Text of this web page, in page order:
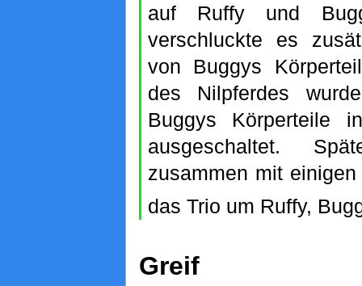
auf Ruffy und
verschluckte es
von Buggys
des Nilpferdes
Buggys Körperteile
ausgeschaltet.
zusammen mit
das Trio um Ruffy,
Greif